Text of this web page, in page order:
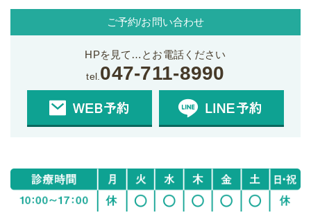
ご予約/お問い合わせ
HPを見て…とお電話ください
tel.047-711-8990